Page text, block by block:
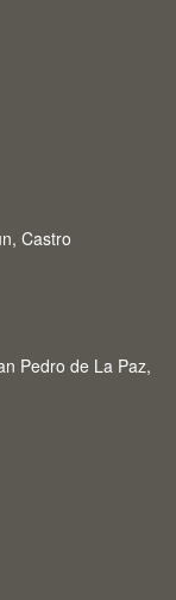
Castro
Pedro de La Paz,